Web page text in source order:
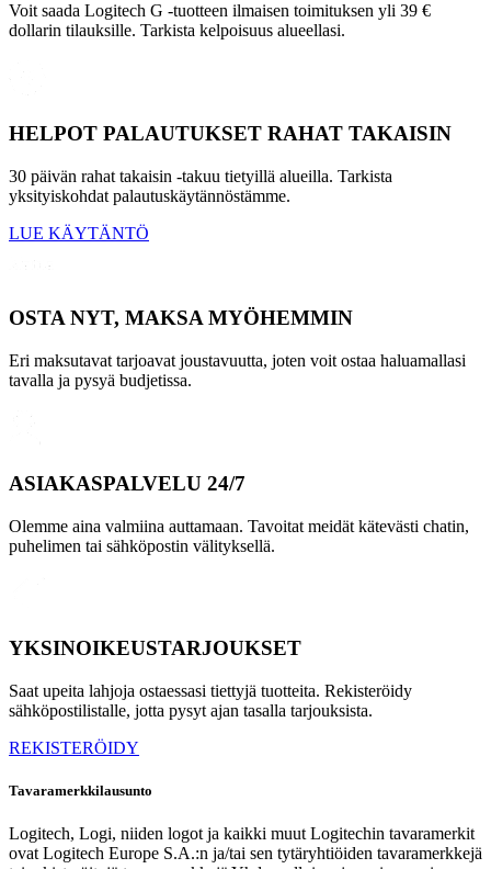
Voit saada Logitech G -tuotteen ilmaisen toimituksen yli 39 €
dollarin tilauksille. Tarkista kelpoisuus alueellasi.
HELPOT PALAUTUKSET RAHAT TAKAISIN
30 päivän rahat takaisin -takuu tietyillä alueilla. Tarkista
yksityiskohdat palautuskäytännöstämme.
LUE KÄYTÄNTÖ
OSTA NYT, MAKSA MYÖHEMMIN
Eri maksutavat tarjoavat joustavuutta, joten voit ostaa haluamallasi
tavalla ja pysyä budjetissa.
ASIAKASPALVELU 24/7
Olemme aina valmiina auttamaan. Tavoitat meidät kätevästi chatin,
puhelimen tai sähköpostin välityksellä.
YKSINOIKEUSTARJOUKSET
Saat upeita lahjoja ostaessasi tiettyjä tuotteita. Rekisteröidy
sähköpostilistalle, jotta pysyt ajan tasalla tarjouksista.
REKISTERÖIDY
Tavaramerkkilausunto
Logitech, Logi, niiden logot ja kaikki muut Logitechin tavaramerkit
ovat Logitech Europe S.A.:n ja/tai sen tytäryhtiöiden tavaramerkkejä